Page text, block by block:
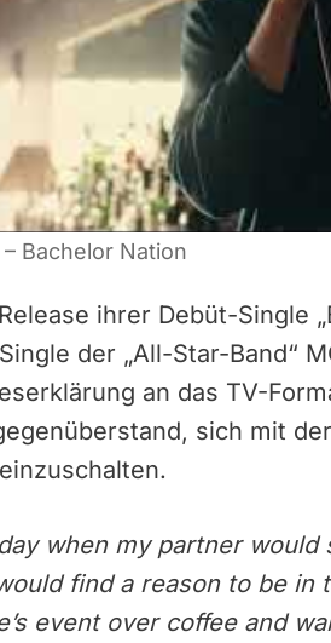
– Bachelor Nation
ihrer Debüt-Single
der „All-Star-Band“
an das TV-
sich mit
when my partner
find a reason to be
event over coffee and